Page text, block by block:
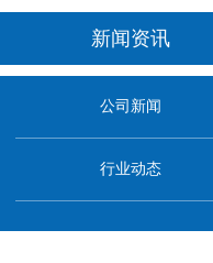
新闻资讯
公司新闻
行业动态